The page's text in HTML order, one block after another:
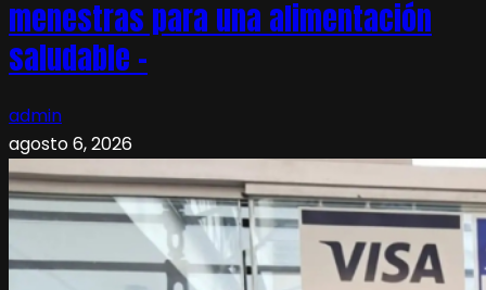
menestras para una alimentación
saludable –
admin
agosto 6, 2026